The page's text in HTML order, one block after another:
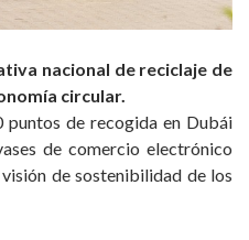
nacional de reciclaje de
circular.
puntos de recogida en Dubái
de comercio electrónico
de sostenibilidad de los